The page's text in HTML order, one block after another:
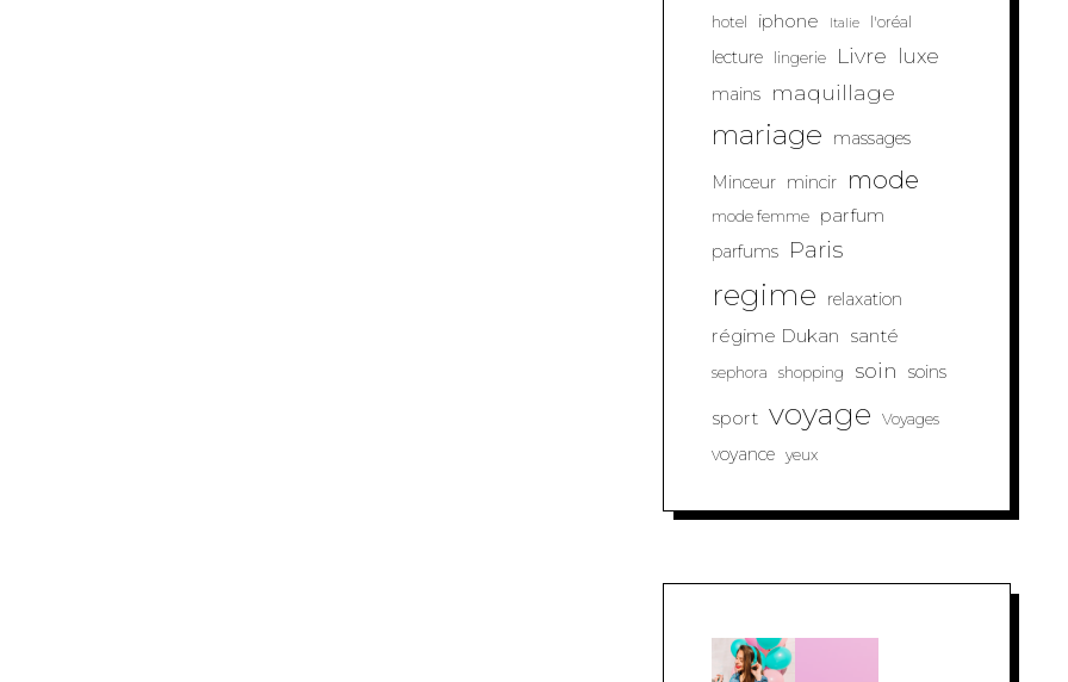
hotel
iphone Italie l'oréal
lecture lingerie Livre luxe
mains maquillage
mariage massages
Minceur mincir mode
mode femme parfum
parfums Paris
regime relaxation
régime Dukan santé
sephora shopping soin soins
sport voyage Voyages
voyance yeux